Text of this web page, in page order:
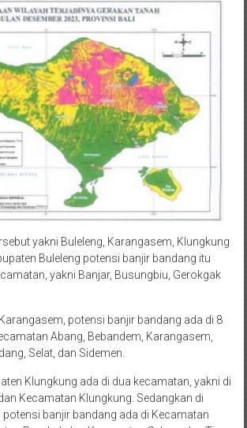
yakni Buleleng, Karangasem, Klungkung
Buleleng potensi banjir bandang itu
yakni Banjar, Busungbiu, Gerokgak
potensi banjir bandang ada di 8
Abang, Bebandem, Karangasem,
Selat, dan Sidemen.
Klungkung ada di dua kecamatan, yakni di
Kecamatan Klungkung. Sedangkan di
potensi banjir bandang ada di Kecamatan